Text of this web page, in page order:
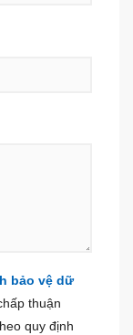
bảo vệ dữ
thuận
quy định